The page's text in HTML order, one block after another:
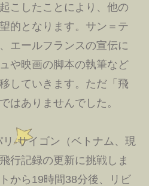
こしたことにより、他の
的となります。サン＝テ
エールフランスの宣伝に
や映画の脚本の執筆など
していきます。ただ「飛
はありませんでした。
‐サイゴン（ベトナム、現
行記録の更新に挑戦しま
から19時間38分後、リビ